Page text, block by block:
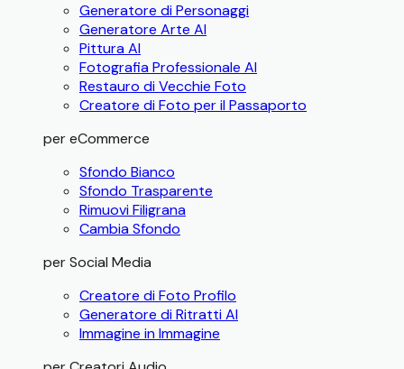
Generatore di Personaggi
Generatore Arte AI
Pittura AI
Fotografia Professionale AI
Restauro di Vecchie Foto
Creatore di Foto per il Passaporto
per eCommerce
Sfondo Bianco
Sfondo Trasparente
Rimuovi Filigrana
Cambia Sfondo
per Social Media
Creatore di Foto Profilo
Generatore di Ritratti AI
Immagine in Immagine